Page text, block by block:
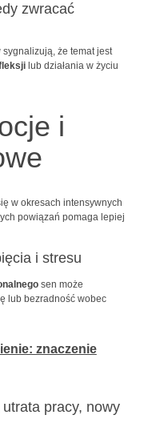
zwracać
że temat jest
lub działania w życiu
i
w okresach intensywnych
powiązań pomaga lepiej
i stresu
sen może
lub bezradność wobec
znaczenie
pracy, nowy